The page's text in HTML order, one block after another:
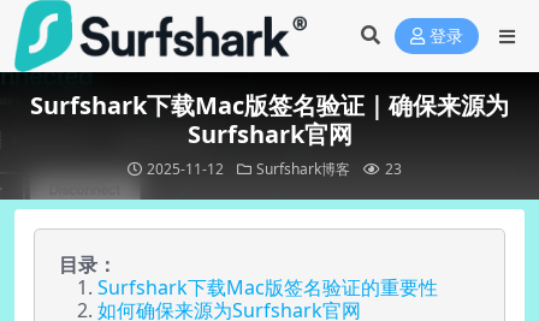
登录
Surfshark下载Mac版签名验证｜确保来源为
Surfshark官网
2025-11-12 Surfshark博客 23
目录：
Surfshark下载Mac版签名验证的重要性
如何确保来源为Surfshark官网